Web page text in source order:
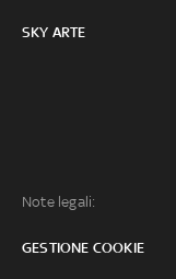
SKY ARTE
Note legali:
GESTIONE COOKIE